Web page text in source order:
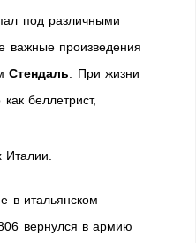
под различными
важные произведения
Стендаль . При жизни
беллетрист,
Италии.
в итальянском
вернулся в армию